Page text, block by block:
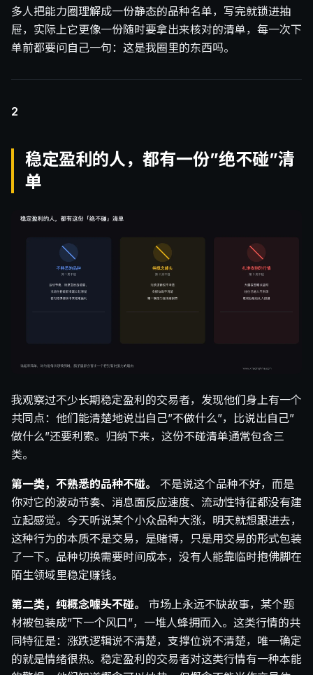
多人把能力圈理解成一份静态的品种名单，写完就锁进抽
屉，实际上它更像一份随时要拿出来核对的清单，每一次下
单前都要问自己一句：这是我圈里的东西吗。
2
稳定盈利的人，都有一份”绝不碰”清
单
我观察过不少长期稳定盈利的交易者，发现他们身上有一个
共同点：他们能清楚地说出自己”不做什么”，比说出自己”
做什么”还要利索。归纳下来，这份不碰清单通常包含三
类。
第一类，不熟悉的品种不碰。
不是说这个品种不好，而是
你对它的波动节奏、消息面反应速度、流动性特征都没有建
立起感觉。今天听说某个小众品种大涨，明天就想跟进去，
这种行为的本质不是交易，是赌博，只是用交易的形式包装
了一下。品种切换需要时间成本，没有人能靠临时抱佛脚在
陌生领域里稳定赚钱。
第二类，纯概念噱头不碰。
市场上永远不缺故事，某个题
材被包装成”下一个风口”，一堆人蜂拥而入。这类行情的共
同特征是：涨跌逻辑说不清楚，支撑位说不清楚，唯一确定
的就是情绪很热。稳定盈利的交易者对这类行情有一种本能